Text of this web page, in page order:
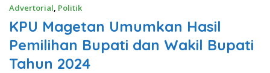
Advertorial, Politik
KPU Magetan Umumkan Hasil
Pemilihan Bupati dan Wakil Bupati
Tahun 2024